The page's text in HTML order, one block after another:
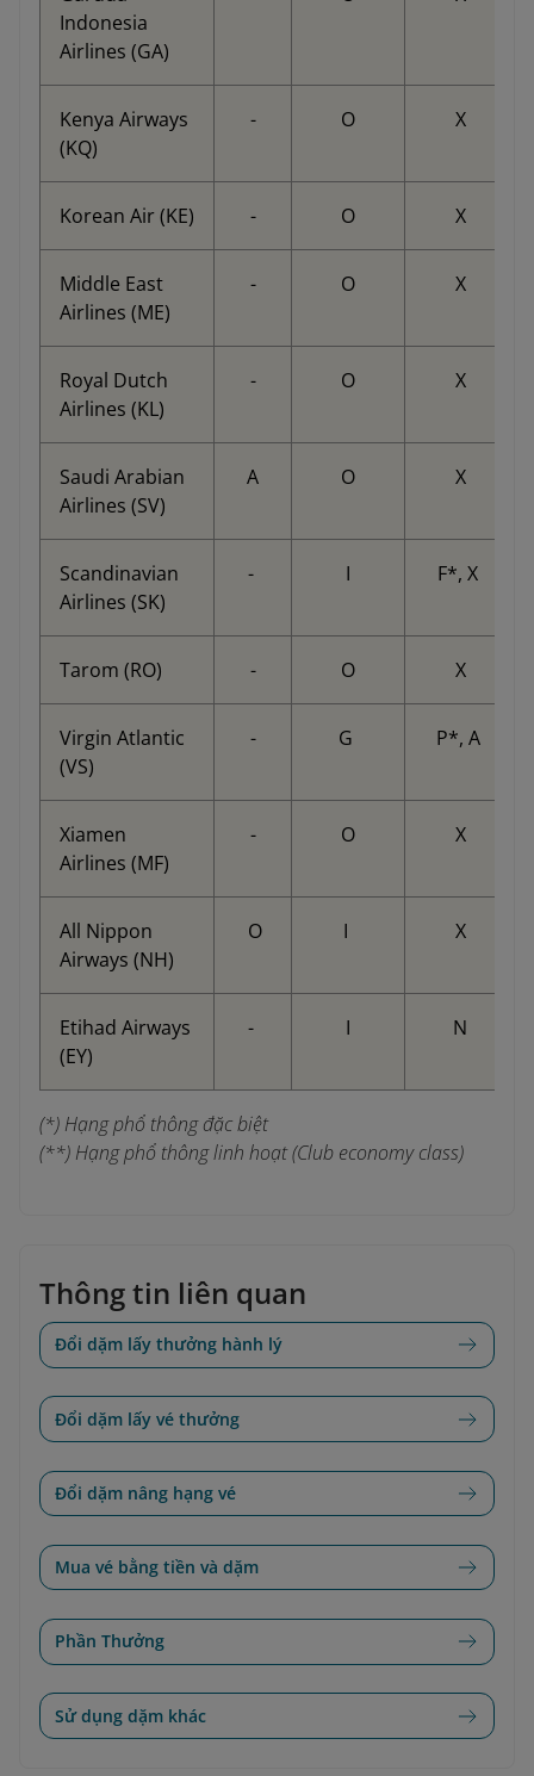
Indonesia
Airlines (GA)
Kenya Airways
(KQ)
- O X
Korean Air (KE) - O X
Middle East
Airlines (ME)
- O X
Royal Dutch
Airlines (KL)
- O X
Saudi Arabian
Airlines (SV)
A O X
Scandinavian
Airlines (SK)
- I F*, X
Tarom (RO) - O X
Virgin Atlantic
(VS)
- G P*, A
Xiamen
Airlines (MF)
- O X
All Nippon
Airways (NH)
O I X
Etihad Airways
(EY)
- I N
(*) Hạng phổ thông đặc biệt
(**) Hạng phổ thông linh hoạt (Club economy class)
Thông tin liên quan
Đổi dặm lấy thưởng hành lý
Đổi dặm lấy vé thưởng
Đổi dặm nâng hạng vé
Mua vé bằng tiền và dặm
Phần Thưởng
Sử dụng dặm khác